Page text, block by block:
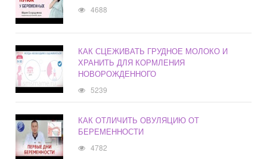
4688
КАК СЦЕЖИВАТЬ ГРУДНОЕ МОЛОКО И
ХРАНИТЬ ДЛЯ КОРМЛЕНИЯ
НОВОРОЖДЕННОГО
5239
КАК ОТЛИЧИТЬ ОВУЛЯЦИЮ ОТ
БЕРЕМЕННОСТИ
4782